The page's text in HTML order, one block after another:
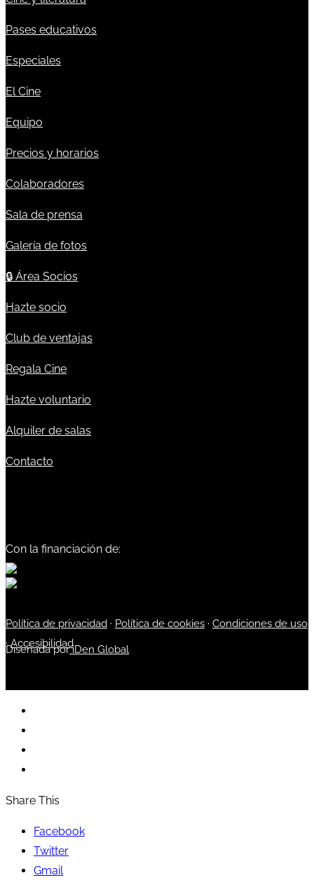
Pases educativos
Especiales
El Cine
Equipo
Precios y horarios
Colaboradores
Sala de prensa
Galería de fotos
🔒 Área Socios
Hazte socio
Club de ventajas
Regala Cine
Hazte voluntario
Alquiler de salas
Contacto
Con la financiación de:
Política de privacidad · Política de cookies · Condiciones de uso
·Accesibilidad
Diseñada poriDen Global
Share This
Facebook
Twitter
Gmail